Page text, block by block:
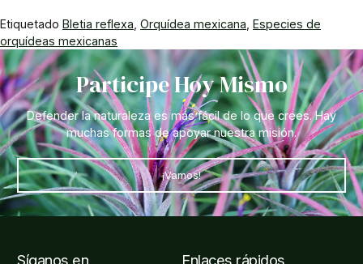
Etiquetado Bletia reflexa, Orquídea mexicana, Especies de
orquídeas mexicanas
Participe Hoy Mismo
Defender la naturaleza es más fácil de lo que crees. Hay
muchas formas de apoyar nuestra misión.
¡Vamos!
Síganos en Enlaces rápidos